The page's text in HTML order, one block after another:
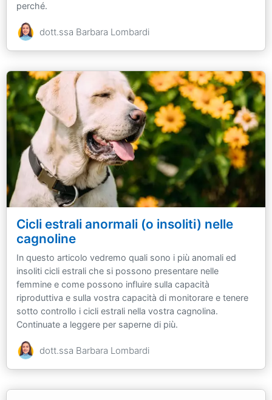
perché.
dott.ssa Barbara Lombardi
Cicli estrali anormali (o insoliti) nelle
cagnoline
In questo articolo vedremo quali sono i più anomali ed
insoliti cicli estrali che si possono presentare nelle
femmine e come possono influire sulla capacità
riproduttiva e sulla vostra capacità di monitorare e tenere
sotto controllo i cicli estrali nella vostra cagnolina.
Continuate a leggere per saperne di più.
dott.ssa Barbara Lombardi